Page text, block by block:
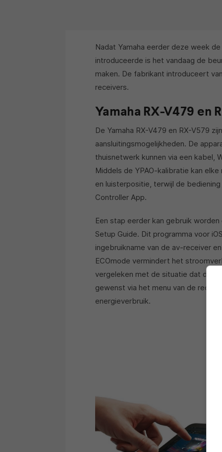
Nadat Yamaha eerder deze week de
introduceerde is het vandaag de
maken. De fabrikant introduceert
receivers.
Yamaha RX-V479 en
De Yamaha RX-V479 en RX-V579
aansluitingsmogelijkheden. De
thuisnetwerk kunnen via een kabel,
Middels de YPAO-kalibratie kan
en luisterpositie, terwijl de
Controller App.
Een stap eerder kan gebruik
Setup Guide. Dit programma voor
ingebruikname van de av-receiver
ECOmode vermindert het
vergeleken met de situatie dat de
gewenst via het menu van de
energieverbruik.